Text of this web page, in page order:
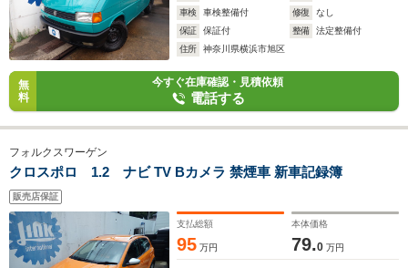
車検
車検整備付 修復
なし
保証
保証付 整備
法定整備付
住所
神奈川県横浜市旭区
無
料
今すぐ在庫確認・見積依頼
電話する
フォルクスワーゲン
クロスポロ 1.2 ナビ TV Bカメラ 禁煙車 新車記録簿
販売店保証
支払総額
95 万円
本体価格
79.0 万円